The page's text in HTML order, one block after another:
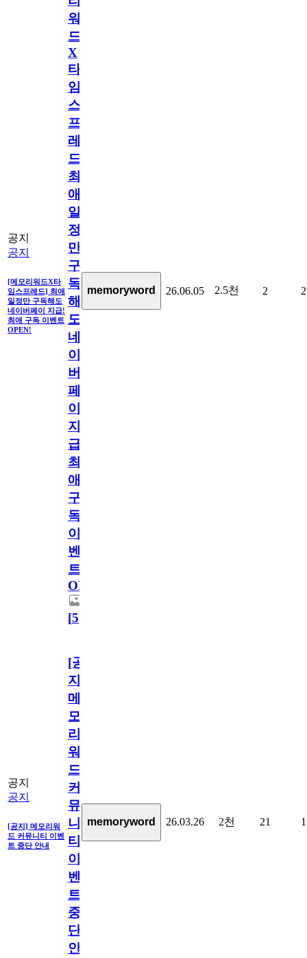
공지
공지
[메모리워드X타
임스프레드] 최애
일정만 구독해도
네이버페이 지급!
최애 구독 이벤트
OPEN!
워
드
X
타
임
스
프
레
드]
최
애
일
정
만
구
독
해
도
네
이
버
페
이
지
급!
최
애
구
독
이
벤
트
OPEN!
[5]
memoryword 26.06.05 2.5천 2 2
공지
공지
[공지] 메모리워
드 커뮤니티 이벤
트 중단 안내
[공
지]
메
모
리
워
드
커
뮤
니
티
이
벤
트
중
단
안
memoryword 26.03.26 2천 21 1